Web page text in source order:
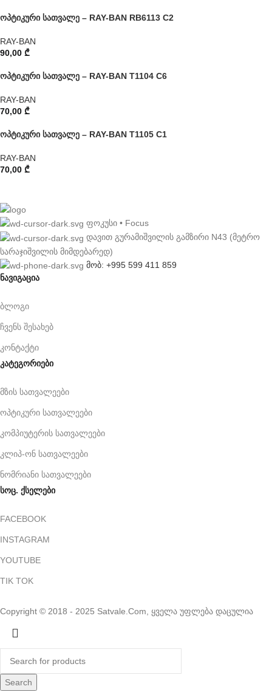
ოპტიკური სათვალე – RAY-BAN RB6113 C2
RAY-BAN
90,00 ₾
ოპტიკური სათვალე – RAY-BAN T1104 C6
RAY-BAN
70,00 ₾
ოპტიკური სათვალე – RAY-BAN T1105 C1
RAY-BAN
70,00 ₾
ფოკუსი • Focus
დავით გურამიშვილის გამზირი N43 (მეტრო
სარაჯიშვილის მიმდებარედ)
მობ: +995 599 411 859
ნავიგაცია
ბლოგი
ჩვენს შესახებ
კონტაქტი
კატეგორიები
მზის სათვალეები
ოპტიკური სათვალეები
კომპიუტერის სათვალეები
კლიპ-ონ სათვალეები
ნომრიანი სათვალეები
სოც. ქსელები
FACEBOOK
INSTAGRAM
YOUTUBE
TIK TOK
Copyright © 2018 - 2025 Satvale.Com, ყველა უფლება დაცულია
Search